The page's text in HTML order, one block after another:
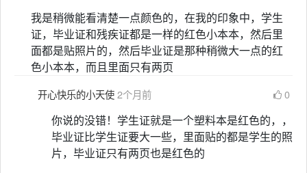
我是稍微能看清楚一点颜色的，在我的印象中，学生
证，毕业证和残疾证都是一样的红色小本本，然后里
面都是贴照片的，然后毕业证是那种稍微大一点的红
色小本本，而且里面只有两页
开心快乐的小天使2个月前 0
你说的没错！学生证就是一个塑料本是红色的，，
毕业证比学生证要大一些，里面贴的都是学生的照
片，毕业证只有两页也是红色的